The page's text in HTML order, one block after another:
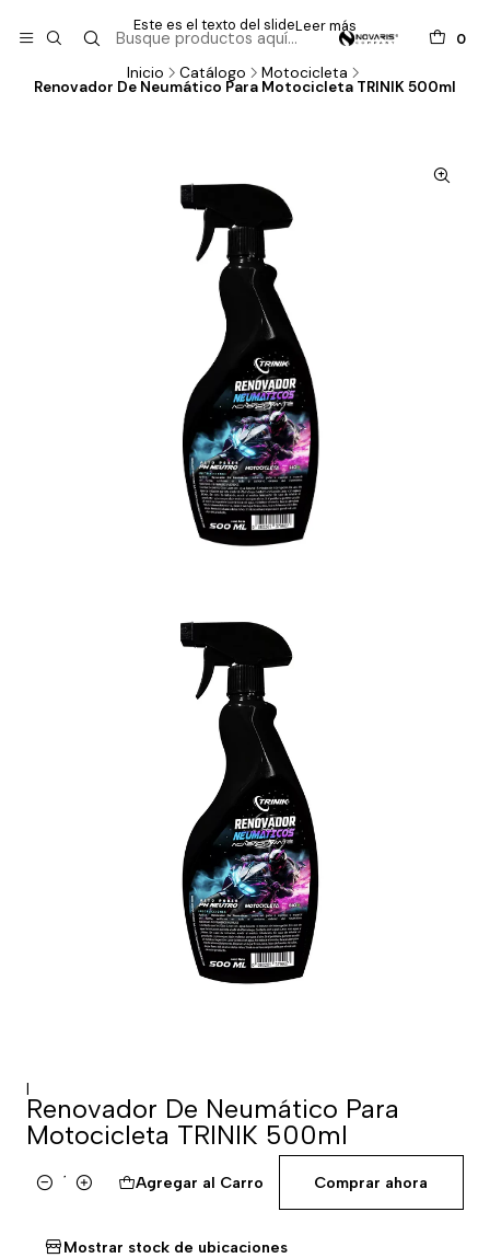
0
Este es el texto del slideLeer más
Inicio Catálogo Motocicleta
Renovador De Neumático Para Motocicleta TRINIK 500ml
|
Renovador De Neumático Para
Motocicleta TRINIK 500ml
Cantidad
Agregar al Carro Comprar ahora
Mostrar stock de ubicaciones